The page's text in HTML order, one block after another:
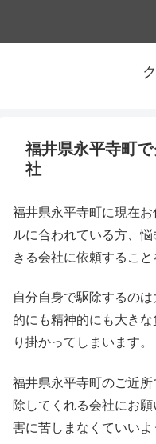
福井県永平寺町
社
福井県永平寺町に現在
ルに合われている方、
きる会社に依頼すること
自分自身で駆除するの
的にも精神的にも大き
り掛かってしまいます。
福井県永平寺町のご近
除してくれる会社にお
害に苦しまなくていい